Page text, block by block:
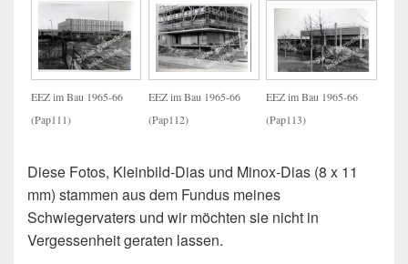
EEZ im Bau 1965-66
(Pap111)
EEZ im Bau 1965-66
(Pap112)
EEZ im Bau 1965-66
(Pap113)
Diese Fotos, Kleinbild-Dias und Minox-Dias (8 x 11
mm) stammen aus dem Fundus meines
Schwiegervaters und wir möchten sie nicht in
Vergessenheit geraten lassen.